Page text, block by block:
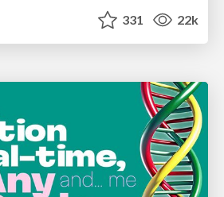
331 22k